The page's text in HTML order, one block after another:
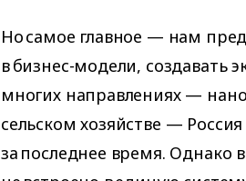
Но самое главное — нам
в бизнес-модели, создавать
многих направлениях —
сельском хозяйстве —
за последнее время. Однако